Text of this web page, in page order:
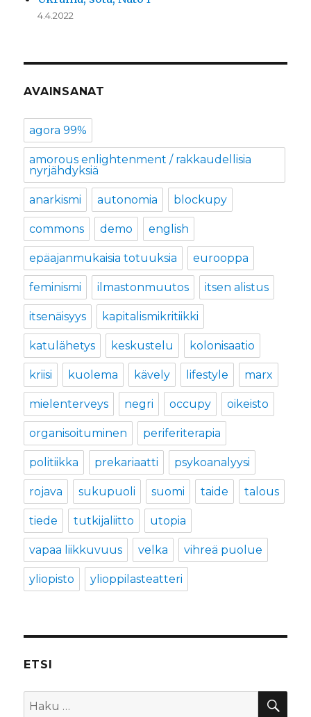
4.4.2022
AVAINSANAT
agora 99%
amorous enlightenment / rakkaudellisia
nyrjähdyksiä
anarkismi autonomia blockupy
commons demo english
epäajanmukaisia totuuksia eurooppa
feminismi ilmastonmuutos itsen alistus
itsenäisyys kapitalismikritiikki
katulähetys keskustelu kolonisaatio
kriisi kuolema kävely lifestyle marx
mielenterveys negri occupy oikeisto
organisoituminen periferiterapia
politiikka prekariaatti psykoanalyysi
rojava sukupuoli suomi taide talous
tiede tutkijaliitto utopia
vapaa liikkuvuus velka vihreä puolue
yliopisto ylioppilasteatteri
ETSI
Etsi: